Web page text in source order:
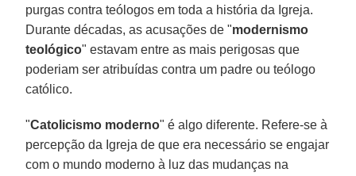
purgas contra teólogos em toda a história da Igreja.
Durante décadas, as acusações de "modernismo
teológico" estavam entre as mais perigosas que
poderiam ser atribuídas contra um padre ou teólogo
católico.
"Catolicismo moderno" é algo diferente. Refere-se à
percepção da Igreja de que era necessário se engajar
com o mundo moderno à luz das mudanças na